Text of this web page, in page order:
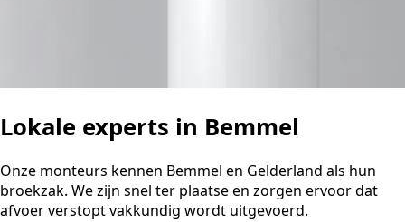
Lokale experts in Bemmel
Onze monteurs kennen Bemmel en Gelderland als hun
broekzak. We zijn snel ter plaatse en zorgen ervoor dat
afvoer verstopt vakkundig wordt uitgevoerd.